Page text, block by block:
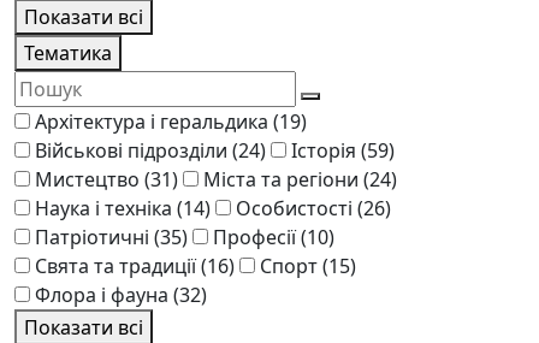
Показати всі
Тематика
Архітектура і геральдика (19)
Військові підрозділи (24) Історія (59)
Мистецтво (31) Міста та регіони (24)
Наука і техніка (14) Особистості (26)
Патріотичні (35) Професії(10)
Свята та традиції(16) Спорт(15)
Флора і фауна (32)
Показати всі